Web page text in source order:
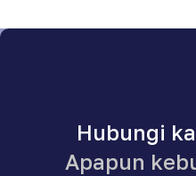
Hubungi
Apapun